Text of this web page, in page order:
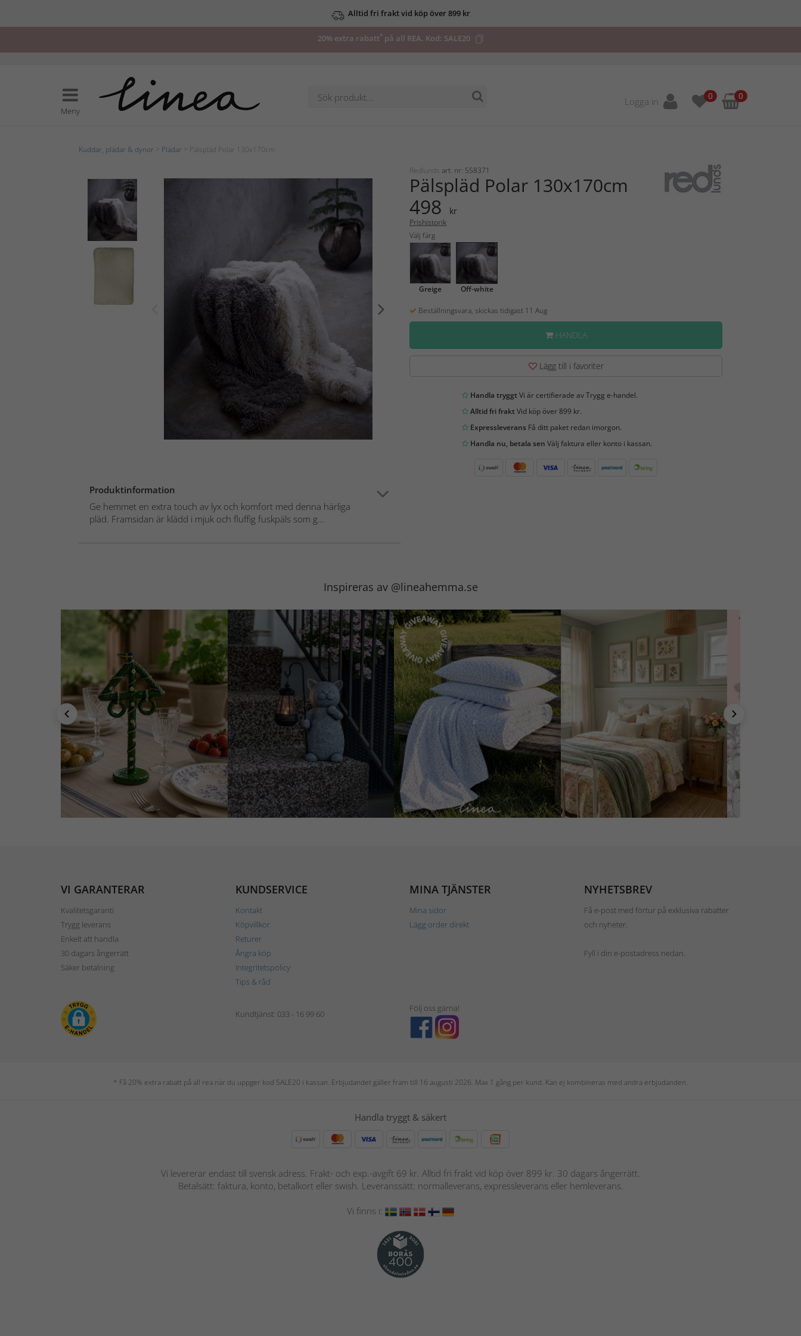
Alltid fri frakt vid köp över 899 kr
20% extra rabatt*på all REA. Kod: SALE20
Meny
Logga in 0 0
Kuddar, plädar & dynor Plädar > Pälspläd Polar 130x170cm
Produktinformation
Ge hemmet en extra touch av lyx och komfort med denna härliga
pläd. Framsidan är klädd i mjuk och fluffig fuskpäls som g...
Redlunds art. nr: 558371
Pälspläd Polar 130x170cm
498 kr
Prishistorik
Välj färg
Greige Off-white
Beställningsvara, skickas tidigast 11 Aug
HANDLA
Lägg till i favoriter
Handla tryggtVi är certifierade av Trygg e-handel.
Alltid fri fraktVid köp över 899 kr.
ExpressleveransFå ditt paket redan imorgon.
Handla nu, betala sen Välj faktura eller konto i kassan.
Inspireras av @lineahemma.se
VI GARANTERAR
Kvalitetsgaranti
Trygg leverans
Enkelt att handla
30 dagars ångerrätt
Säker betalning
KUNDSERVICE
Kontakt
Köpvillkor
Returer
Ångra köp
Integritetspolicy
Tips & råd
MINA TJÄNSTER
Mina sidor
Lägg order direkt
NYHETSBREV
Få e-post med förtur på exklusiva rabatter
och nyheter.
Fyll i din e-postadress nedan.
Kundtjänst: 033 - 16 99 60
Följ oss gärna!
* Få 20% extra rabatt på all rea när du uppger kod SALE20 i kassan. Erbjudandet gäller fram till 16 augusti 2026. Max 1 gång per kund. Kan ej kombineras med andra erbjudanden.
Handla tryggt & säkert
Vi levererar endast till svensk adress. Frakt- och exp.-avgift 69 kr. Alltid fri frakt vid köp över 899 kr. 30 dagars ångerrätt.
Betalsätt: faktura, konto, betalkort eller swish. Leveranssätt: normalleverans, expressleverans eller hemleverans.
Vi finns i: